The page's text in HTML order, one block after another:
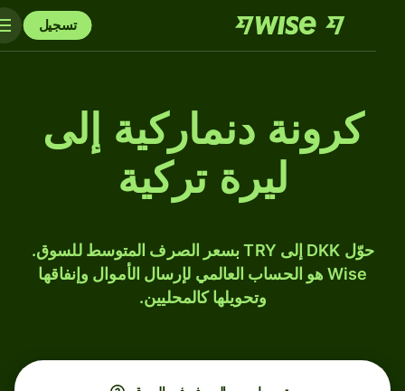
تسجيل
كرونة دنماركية إلى
ليرة تركية
حوّل DKK إلى TRY بسعر الصرف المتوسط للسوق.
Wise هو الحساب العالمي لإرسال الأموال وإنفاقها
وتحويلها كالمحليين.